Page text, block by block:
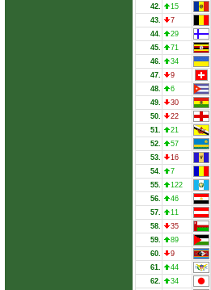
42. 15
43. 7
44. 29
45. 71
46. 34
47. 9
48. 6
49. 30
50. 22
51. 21
52. 57
53. 16
54. 7
55. 122
56. 46
57. 11
58. 35
59. 89
60. 9
61. 44
62. 34